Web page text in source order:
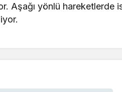
Aşağı yönlü hareketlerde